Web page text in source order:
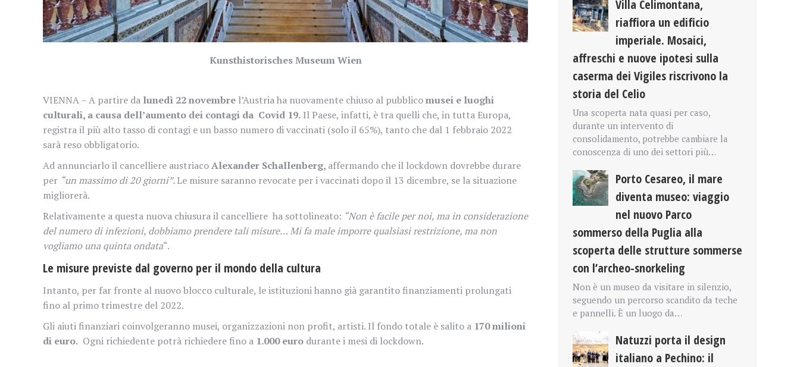
Kunsthistorisches Museum Wien
VIENNA – A partire da lunedì 22 novembre l’Austria ha nuovamente chiuso al pubblicomusei e luoghi
culturali, a causa dell’aumento dei contagi da Covid 19. Il Paese, infatti, è tra quelli che, in tutta Europa,
registra il più alto tasso di contagi e un basso numero di vaccinati (solo il 65%), tanto che dal 1 febbraio 2022
sarà reso obbligatorio.
Ad annunciarlo il cancelliere austriacoAlexander Schallenberg, affermando che il lockdown dovrebbe durare
per “un massimo di 20 giorni”.Le misure saranno revocate per i vaccinati dopo il 13 dicembre, se la situazione
migliorerà.
Relativamente a questa nuova chiusura il cancelliere ha sottolineato: “Non è facile per noi, ma in considerazione
del numero di infezioni, dobbiamo prendere tali misure… Mi fa male imporre qualsiasi restrizione, ma non
vogliamo una quinta ondata“.
Le misure previste dal governo per il mondo della cultura
Intanto, per far fronte al nuovo blocco culturale, le istituzioni hanno già garantito finanziamenti prolungati
fino al primo trimestre del 2022.
Gli aiuti finanziari coinvolgeranno musei, organizzazioni non profit, artisti. Il fondo totale è salito a 170 milioni
di euro. Ogni richiedente potrà richiedere fino a 1.000 euro durante i mesi di lockdown.
Villa Celimontana,
riaffiora un edificio
imperiale. Mosaici,
affreschi e nuove ipotesi sulla
caserma dei Vigiles riscrivono la
storia del Celio
Una scoperta nata quasi per caso,
durante un intervento di
consolidamento, potrebbe cambiare la
conoscenza di uno dei settori più…
Porto Cesareo, il mare
diventa museo: viaggio
nel nuovo Parco
sommerso della Puglia alla
scoperta delle strutture sommerse
con l’archeo-snorkeling
Non è un museo da visitare in silenzio,
seguendo un percorso scandito da teche
e pannelli. È un luogo da…
Natuzzi porta il design
italiano a Pechino: il